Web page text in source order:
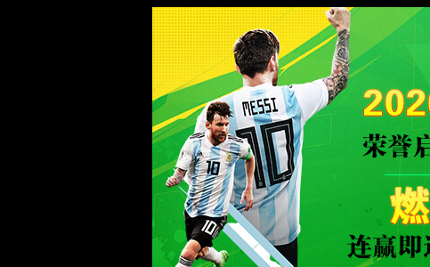
WTS-WAF拦截详情
出现该页面的原因:
1.你的请求是黑客攻击
2.你的请求合法但触发了安全规则,请提交问题反馈